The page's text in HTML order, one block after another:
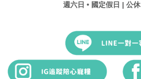
週六日 • 國定假日 | 公休